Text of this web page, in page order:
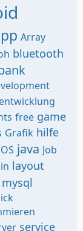
Array
bluetooth
entwicklung
free game
Grafik hilfe
java Job
layout
mysql
service